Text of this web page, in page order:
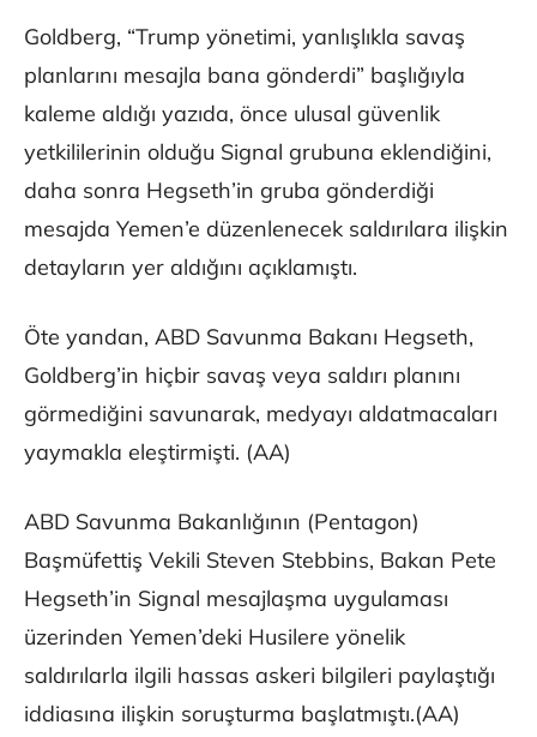
Goldberg, “Trump yönetimi, yanlışlıkla savaş
planlarını mesajla bana gönderdi” başlığıyla
kaleme aldığı yazıda, önce ulusal güvenlik
yetkililerinin olduğu Signal grubuna eklendiğini,
daha sonra Hegseth’in gruba gönderdiği
mesajda Yemen’e düzenlenecek saldırılara ilişkin
detayların yer aldığını açıklamıştı.
Öte yandan, ABD Savunma Bakanı Hegseth,
Goldberg’in hiçbir savaş veya saldırı planını
görmediğini savunarak, medyayı aldatmacaları
yaymakla eleştirmişti. (AA)
ABD Savunma Bakanlığının (Pentagon)
Başmüfettiş Vekili Steven Stebbins, Bakan Pete
Hegseth’in Signal mesajlaşma uygulaması
üzerinden Yemen’deki Husilere yönelik
saldırılarla ilgili hassas askeri bilgileri paylaştığı
iddiasına ilişkin soruşturma başlatmıştı.(AA)